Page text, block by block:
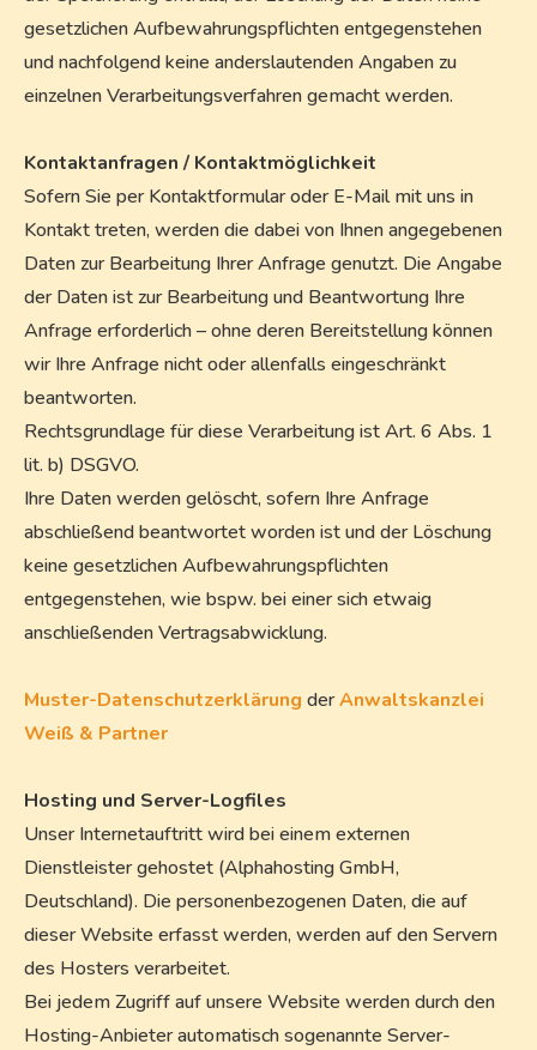
gesetzlichen Aufbewahrungspflichten entgegenstehen
und nachfolgend keine anderslautenden Angaben zu
einzelnen Verarbeitungsverfahren gemacht werden.
Kontaktanfragen / Kontaktmöglichkeit
Sofern Sie per Kontaktformular oder E-Mail mit uns in
Kontakt treten, werden die dabei von Ihnen angegebenen
Daten zur Bearbeitung Ihrer Anfrage genutzt. Die Angabe
der Daten ist zur Bearbeitung und Beantwortung Ihre
Anfrage erforderlich – ohne deren Bereitstellung können
wir Ihre Anfrage nicht oder allenfalls eingeschränkt
beantworten.
Rechtsgrundlage für diese Verarbeitung ist Art. 6 Abs. 1
lit. b) DSGVO.
Ihre Daten werden gelöscht, sofern Ihre Anfrage
abschließend beantwortet worden ist und der Löschung
keine gesetzlichen Aufbewahrungspflichten
entgegenstehen, wie bspw. bei einer sich etwaig
anschließenden Vertragsabwicklung.
Muster-Datenschutzerklärung derAnwaltskanzlei
Weiß & Partner
Hosting und Server-Logfiles
Unser Internetauftritt wird bei einem externen
Dienstleister gehostet (Alphahosting GmbH,
Deutschland). Die personenbezogenen Daten, die auf
dieser Website erfasst werden, werden auf den Servern
des Hosters verarbeitet.
Bei jedem Zugriff auf unsere Website werden durch den
Hosting-Anbieter automatisch sogenannte Server-